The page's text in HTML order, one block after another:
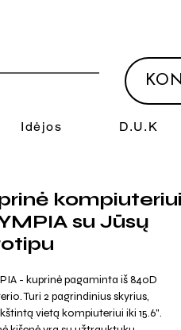
Idėjos D.U.K
kompiuteriui
su Jūsų
- kuprinė pagaminta iš 840D
Turi 2 pagrindinius skyrius,
vietą kompiuteriui iki 15.6".